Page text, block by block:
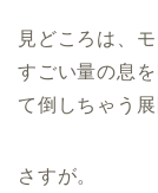
見どころは、
すごい量の息
て倒しちゃう展
さすが。